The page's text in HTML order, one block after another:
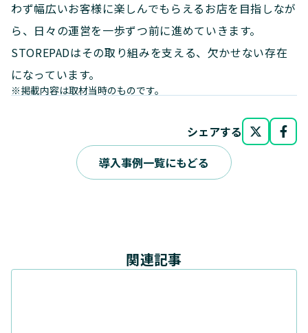
わず幅広いお客様に楽しんでもらえるお店を目指しなが
ら、日々の運営を一歩ずつ前に進めていきます。
STOREPADはその取り組みを支える、欠かせない存在
になっています。
※掲載内容は取材当時のものです。
シェアする
導入事例一覧にもどる
関連記事